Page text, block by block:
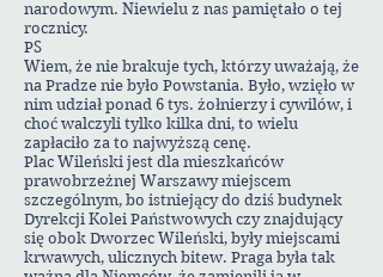
narodowym. Niewielu z nas pamiętało o tej
rocznicy.
PS
Wiem, że nie brakuje tych, którzy uważają, że
na Pradze nie było Powstania. Było, wzięło w
nim udział ponad 6 tys. żołnierzy i cywilów, i
choć walczyli tylko kilka dni, to wielu
zapłaciło za to najwyższą cenę.
Plac Wileński jest dla mieszkańców
prawobrzeżnej Warszawy miejscem
szczególnym, bo istniejący do dziś budynek
Dyrekcji Kolei Państwowych czy znajdujący
się obok Dworzec Wileński, były miejscami
krwawych, ulicznych bitew. Praga była tak